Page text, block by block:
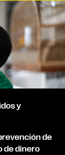
y
de
de dinero